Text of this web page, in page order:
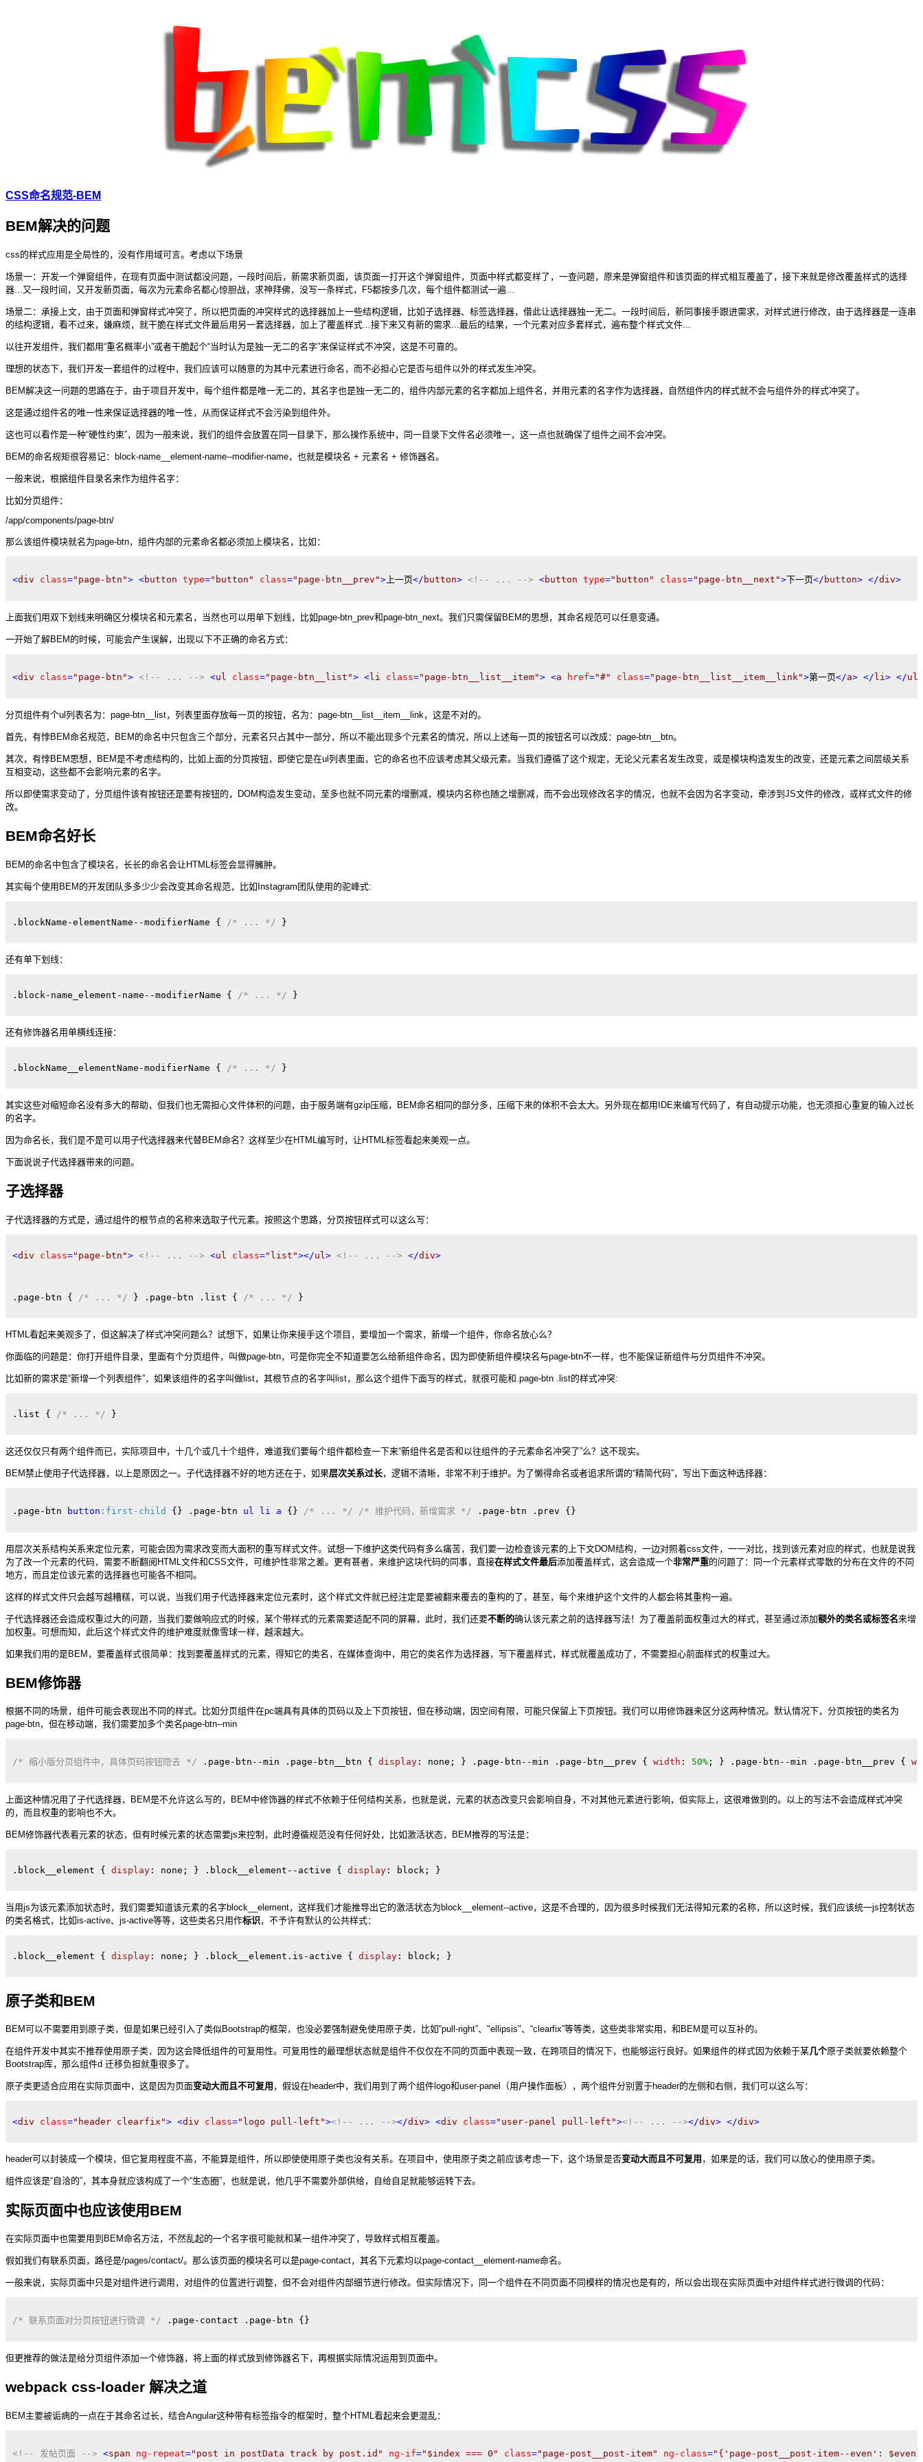
CSS命名规范-BEM
BEM解决的问题
css的样式应用是全局性的，没有作用域可言。考虑以下场景
场景一：开发一个弹窗组件，在现有页面中测试都没问题，一段时间后，新需求新页面，该页面一打开这个弹窗组件，页面中样式都变样了，一查问题，原来是弹窗组件和该页面的样式相互覆盖了，接下来就是修改覆盖样式的选择
器...又一段时间，又开发新页面，每次为元素命名都心惊胆战，求神拜佛，没写一条样式，F5都按多几次，每个组件都测试一遍...
场景二：承接上文，由于页面和弹窗样式冲突了，所以把页面的冲突样式的选择器加上一些结构逻辑，比如子选择器、标签选择器，借此让选择器独一无二。一段时间后，新同事接手跟进需求，对样式进行修改，由于选择器是一连串
的结构逻辑，看不过来，嫌麻烦，就干脆在样式文件最后用另一套选择器，加上了覆盖样式...接下来又有新的需求...最后的结果，一个元素对应多套样式，遍布整个样式文件...
以往开发组件，我们都用“重名概率小”或者干脆起个“当时认为是独一无二的名字”来保证样式不冲突，这是不可靠的。
理想的状态下，我们开发一套组件的过程中，我们应该可以随意的为其中元素进行命名，而不必担心它是否与组件以外的样式发生冲突。
BEM解决这一问题的思路在于，由于项目开发中，每个组件都是唯一无二的，其名字也是独一无二的，组件内部元素的名字都加上组件名，并用元素的名字作为选择器，自然组件内的样式就不会与组件外的样式冲突了。
这是通过组件名的唯一性来保证选择器的唯一性，从而保证样式不会污染到组件外。
这也可以看作是一种“硬性约束”，因为一般来说，我们的组件会放置在同一目录下，那么操作系统中，同一目录下文件名必须唯一，这一点也就确保了组件之间不会冲突。
BEM的命名规矩很容易记：block-name__element-name--modifier-name，也就是模块名 + 元素名 + 修饰器名。
一般来说，根据组件目录名来作为组件名字：
比如分页组件：
/app/components/page-btn/
那么该组件模块就名为page-btn，组件内部的元素命名都必须加上模块名，比如：
<div class="page-btn"> <button type="button" class="page-btn__prev"> 上一页</ button> <!-- ... --> <button type="button" class="page-btn__next">下一页</ button> </div>
上面我们用双下划线来明确区分模块名和元素名，当然也可以用单下划线，比如page-btn_prev和page-btn_next。我们只需保留BEM的思想，其命名规范可以任意变通。
一开始了解BEM的时候，可能会产生误解，出现以下不正确的命名方式：
<div class="page-btn"> <!-- ... --> <ul class="page-btn__list"> <li class="page-btn__list__item"> <a href="#" class="page-btn__list__item__link">第一页</a> </ li > </ul
分页组件有个ul列表名为：page-btn__list，列表里面存放每一页的按钮，名为：page-btn__list__item__link，这是不对的。
首先，有悖BEM命名规范，BEM的命名中只包含三个部分，元素名只占其中一部分，所以不能出现多个元素名的情况，所以上述每一页的按钮名可以改成：page-btn__btn。
其次，有悖BEM思想，BEM是不考虑结构的，比如上面的分页按钮，即使它是在ul列表里面，它的命名也不应该考虑其父级元素。当我们遵循了这个规定，无论父元素名发生改变，或是模块构造发生的改变，还是元素之间层级关系
互相变动，这些都不会影响元素的名字。
所以即使需求变动了，分页组件该有按钮还是要有按钮的，DOM构造发生变动，至多也就不同元素的增删减，模块内名称也随之增删减，而不会出现修改名字的情况，也就不会因为名字变动，牵涉到JS文件的修改，或样式文件的修
改。
BEM命名好长
BEM的命名中包含了模块名，长长的命名会让HTML标签会显得臃肿。
其实每个使用BEM的开发团队多多少少会改变其命名规范，比如Instagram团队使用的驼峰式:
.blockName-elementName--modifierName { /* ... */ }
还有单下划线：
.block-name_element-name--modifierName { /* ... */ }
还有修饰器名用单横线连接：
.blockName__elementName-modifierName { /* ... */ }
其实这些对缩短命名没有多大的帮助，但我们也无需担心文件体积的问题，由于服务端有gzip压缩，BEM命名相同的部分多，压缩下来的体积不会太大。另外现在都用IDE来编写代码了，有自动提示功能，也无须担心重复的输入过长
的名字。
因为命名长，我们是不是可以用子代选择器来代替BEM命名？这样至少在HTML编写时，让HTML标签看起来美观一点。
下面说说子代选择器带来的问题。
子选择器
子代选择器的方式是，通过组件的根节点的名称来选取子代元素。按照这个思路，分页按钮样式可以这么写：
<div class="page-btn"> <!-- ... --> <ul class="list"></ul > <!-- ... --> </div>
.page-btn { /* ... */ } .page-btn .list { /* ... */ }
HTML看起来美观多了，但这解决了样式冲突问题么？试想下，如果让你来接手这个项目，要增加一个需求，新增一个组件，你命名放心么？
你面临的问题是：你打开组件目录，里面有个分页组件，叫做page-btn，可是你完全不知道要怎么给新组件命名，因为即使新组件模块名与page-btn不一样，也不能保证新组件与分页组件不冲突。
比如新的需求是“新增一个列表组件”，如果该组件的名字叫做list，其根节点的名字叫list，那么这个组件下面写的样式，就很可能和.page-btn .list的样式冲突:
.list { /* ... */ }
这还仅仅只有两个组件而已，实际项目中，十几个或几十个组件，难道我们要每个组件都检查一下来“新组件名是否和以往组件的子元素命名冲突了”么？这不现实。
BEM禁止使用子代选择器，以上是原因之一。子代选择器不好的地方还在于，如果层次关系过长，逻辑不清晰，非常不利于维护。为了懒得命名或者追求所谓的“精简代码”，写出下面这种选择器：
.page-btn button :first-child {} .page-btn ul li a {} /* ... */ /* 维护代码，新增需求 */ .page-btn .prev {}
用层次关系结构关系来定位元素，可能会因为需求改变而大面积的重写样式文件。试想一下维护这类代码有多么痛苦，我们要一边检查该元素的上下文DOM结构，一边对照着css文件，一一对比，找到该元素对应的样式，也就是说我
为了改一个元素的代码，需要不断翻阅HTML文件和CSS文件，可维护性非常之差。更有甚者，来维护这块代码的同事，直接在样式文件最后添加覆盖样式，这会造成一个非常严重的问题了：同一个元素样式零散的分布在文件的不同
地方，而且定位该元素的选择器也可能各不相同。
这样的样式文件只会越写越糟糕，可以说，当我们用子代选择器来定位元素时，这个样式文件就已经注定是要被翻来覆去的重构的了，甚至，每个来维护这个文件的人都会将其重构一遍。
子代选择器还会造成权重过大的问题，当我们要做响应式的时候，某个带样式的元素需要适配不同的屏幕，此时，我们还要不断的确认该元素之前的选择器写法！为了覆盖前面权重过大的样式，甚至通过添加额外的类名或标签名来增
加权重。可想而知，此后这个样式文件的维护难度就像雪球一样，越滚越大。
如果我们用的是BEM，要覆盖样式很简单：找到要覆盖样式的元素，得知它的类名，在媒体查询中，用它的类名作为选择器，写下覆盖样式，样式就覆盖成功了，不需要担心前面样式的权重过大。
BEM修饰器
根据不同的场景，组件可能会表现出不同的样式。比如分页组件在pc端具有具体的页码以及上下页按钮，但在移动端，因空间有限，可能只保留上下页按钮。我们可以用修饰器来区分这两种情况。默认情况下，分页按钮的类名为
page-btn，但在移动端，我们需要加多个类名page-btn--min
/* 缩小版分页组件中，具体页码按钮隐去 */ .page-btn--min .page-btn__btn { display : none ; } .page-btn--min .page-btn__prev { width : 50% ; } .page-btn--min .page-btn__prev {
上面这种情况用了子代选择器，BEM是不允许这么写的，BEM中修饰器的样式不依赖于任何结构关系，也就是说，元素的状态改变只会影响自身，不对其他元素进行影响，但实际上，这很难做到的。以上的写法不会造成样式冲突
的，而且权重的影响也不大。
BEM修饰器代表着元素的状态，但有时候元素的状态需要js来控制，此时遵循规范没有任何好处，比如激活状态，BEM推荐的写法是：
.block__element { display : none ; } .block__element--active { display : block ; }
当用js为该元素添加状态时，我们需要知道该元素的名字block__element，这样我们才能推导出它的激活状态为block__element--active，这是不合理的，因为很多时候我们无法得知元素的名称，所以这时候，我们应该统一js控制状态
的类名格式，比如is-active、js-active等等，这些类名只用作标识，不予许有默认的公共样式：
.block__element { display : none ; } .block__element .is-active { display : block ; }
原子类和BEM
BEM可以不需要用到原子类，但是如果已经引入了类似Bootstrap的框架，也没必要强制避免使用原子类，比如“pull-right”、"ellipsis"、“clearfix”等等类，这些类非常实用，和BEM是可以互补的。
在组件开发中其实不推荐使用原子类，因为这会降低组件的可复用性。可复用性的最理想状态就是组件不仅仅在不同的页面中表现一致，在跨项目的情况下，也能够运行良好。如果组件的样式因为依赖于某几个原子类就要依赖整个
Bootstrap库，那么组件d 迁移负担就重很多了。
原子类更适合应用在实际页面中，这是因为页面变动大而且不可复用 ，假设在header中，我们用到了两个组件logo和user-panel（用户操作面板），两个组件分别置于header的左侧和右侧，我们可以这么写：
<div class="header clearfix"> <div class="logo pull-left"><!-- ... --></div> <div class="user-panel pull-left"><!-- ... --></div> </div>
header可以封装成一个模块，但它复用程度不高，不能算是组件，所以即使使用原子类也没有关系。在项目中，使用原子类之前应该考虑一下，这个场景是否变动大而且不可复用 ，如果是的话，我们可以放心的使用原子类。
组件应该是“自洽的”，其本身就应该构成了一个“生态圈”，也就是说，他几乎不需要外部供给，自给自足就能够运转下去。
实际页面中也应该使用BEM
在实际页面中也需要用到BEM命名方法，不然乱起的一个名字很可能就和某一组件冲突了，导致样式相互覆盖。
假如我们有联系页面，路径是/pages/contact/。那么该页面的模块名可以是page-contact，其名下元素均以page-contact__element-name命名。
一般来说，实际页面中只是对组件进行调用，对组件的位置进行调整，但不会对组件内部细节进行修改。但实际情况下，同一个组件在不同页面不同模样的情况也是有的，所以会出现在实际页面中对组件样式进行微调的代码：
/* 联系页面对分页按钮进行微调 */ .page-contact .page-btn {}
但更推荐的做法是给分页组件添加一个修饰器，将上面的样式放到修饰器名下，再根据实际情况运用到页面中。
webpack css-loader 解决之道
BEM主要被诟病的一点在于其命名过长，结合Angular这种带有标签指令的框架时，整个HTML看起来会更混乱：
<!-- 发帖页面 --> <span ng-repeat="post in postData track by post.id" ng-if="$index === 0" class="page-post__post-item" ng-class="{'page-post__post-item--even':